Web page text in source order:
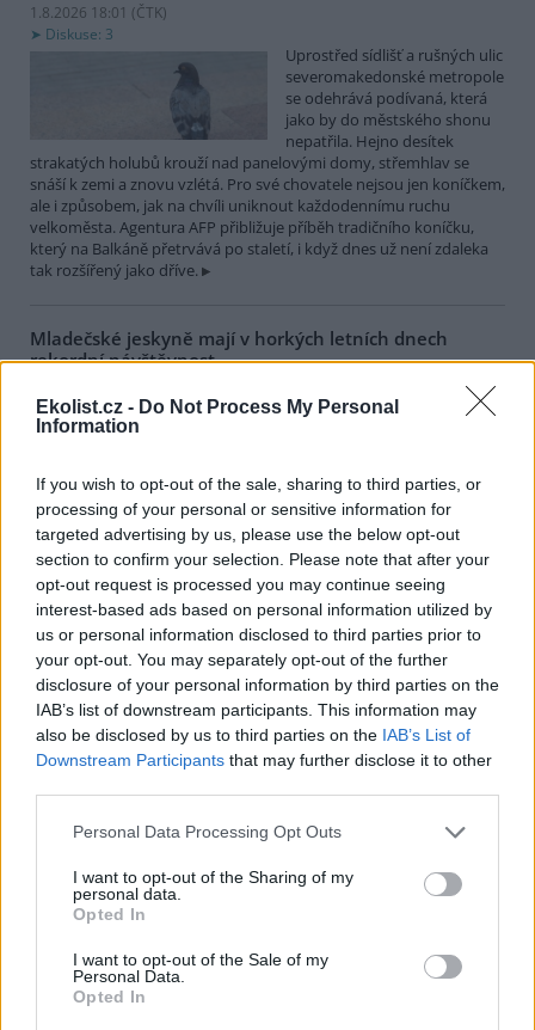
Ekolist.cz - Do Not Process My Personal
Information
If you wish to opt-out of the sale, sharing to third parties, or
processing of your personal or sensitive information for
targeted advertising by us, please use the below opt-out
section to confirm your selection. Please note that after your
opt-out request is processed you may continue seeing
interest-based ads based on personal information utilized by
us or personal information disclosed to third parties prior to
your opt-out. You may separately opt-out of the further
disclosure of your personal information by third parties on the
IAB’s list of downstream participants. This information may
also be disclosed by us to third parties on the IAB’s List of
Downstream Participants that may further disclose it to other
Personal Data Processing Opt Outs
I want to opt-out of the Sharing of my
personal data.
Opted In
I want to opt-out of the Sale of my
Personal Data.
Opted In
1.8.2026 18:01 (ČTK)
Diskuse: 3
Uprostřed sídlišť a rušných ulic
severomakedonské metropole
se odehrává podívaná, která
jako by do městského shonu
nepatřila. Hejno desítek
strakatých holubů krouží nad panelovými domy, střemhlav se
snáší k zemi a znovu vzlétá. Pro své chovatele nejsou jen koníčkem,
ale i způsobem, jak na chvíli uniknout každodennímu ruchu
velkoměsta. Agentura AFP přibližuje příběh tradičního koníčku,
který na Balkáně přetrvává po staletí, i když dnes už není zdaleka
tak rozšířený jako dříve.
Mladečské jeskyně mají v horkých letních dnech
rekordní návštěvnost
Rekordní návštěvnost mají v
Olomoucku, které
návštěvníkům poskytují aspoň
dočasnou úlevu od úmorného vedra. Zatímco na zemském
povrchu teplota kvůli přílivu horkého vzduchu výrazně překračuje
hranici 30 stupňů Celsia, v chladných chodbách a dómech
Mladečských jeskyní se celoročně pohybuje kolem deseti stupňů
Celsia. Lidé proto při plánování letního výletu často volí právě
Zubří stádo v olomoucké zoo se rozrostlo o dvě
mláďata, už dovádí ve výběhu
1.8.2026 17:28 | OLOMOUC (ČTK)
O dvě mláďata se letos
Kopečku u Olomouce. Oba
dohledem svých matek skotačí ve výběhu s ostatními členy stáda.
Olomoucká zoo začala chovat zubry v roce 1973. O třináct let
později chov tohoto největšího divokého evropského kopytníka
tam narodilo 21 mláďat.